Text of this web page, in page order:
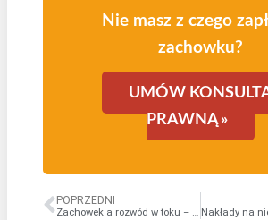
Nie masz z czego
zachowku?
UMÓW
PRAWNĄ »
POPRZEDNI
Zachowek a rozwód w toku – Czy małżonek wciąż dziedziczy?